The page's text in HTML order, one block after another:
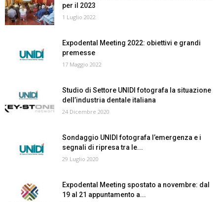
per il 2023
1 Luglio 2022
Expodental Meeting 2022: obiettivi e grandi
premesse
17 Maggio 2022
Studio di Settore UNIDI fotografa la situazione
dell’industria dentale italiana
24 Dicembre 2020
Sondaggio UNIDI fotografa l’emergenza e i
segnali di ripresa tra le...
29 Luglio 2020
Expodental Meeting spostato a novembre: dal
19 al 21 appuntamento a...